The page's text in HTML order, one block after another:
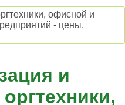
офисной и
- цены,
и